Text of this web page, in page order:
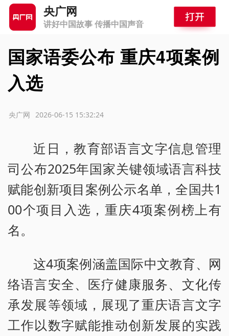
央广网
讲好中国故事 传播中国声音
国家语委公布 重庆4项案例
入选
2026-06-15 15:32:24
央广网
近日，教育部语言文字信息管理
司公布2025年国家关键领域语言科技
赋能创新项目案例公示名单，全国共1
00个项目入选，重庆4项案例榜上有
名。
这4项案例涵盖国际中文教育、网
络语言安全、医疗健康服务、文化传
承发展等领域，展现了重庆语言文字
工作以数字赋能推动创新发展的实践